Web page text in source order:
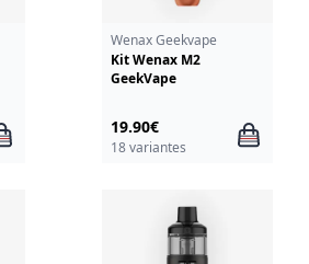
Wenax Geekvape
Kit Wenax M2
GeekVape
19.90€
18 variantes